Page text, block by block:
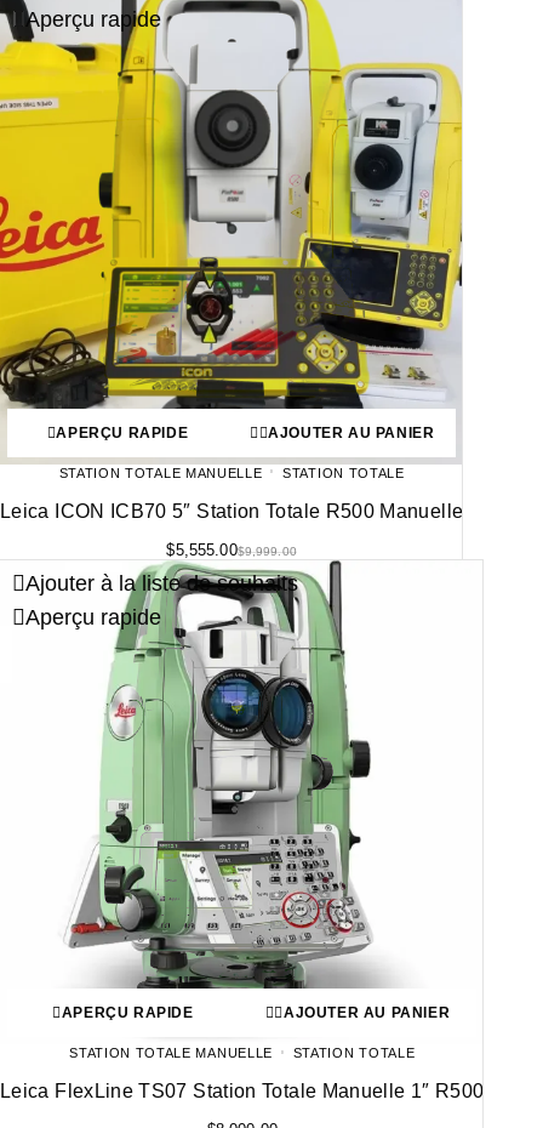
Aperçu rapide
APERÇU RAPIDE AJOUTER AU PANIER
STATION TOTALE MANUELLE STATION TOTALE
Leica ICON ICB70 5″ Station Totale R500 Manuelle
$9,999.00
$5,555.00
Ajouter à la liste de souhaits
Aperçu rapide
APERÇU RAPIDE AJOUTER AU PANIER
STATION TOTALE MANUELLE STATION TOTALE
Leica FlexLine TS07 Station Totale Manuelle 1″ R500